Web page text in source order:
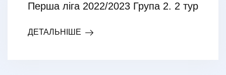
Перша ліга 2022/2023 Група 2. 2 тур
ДЕТАЛЬНІШЕ